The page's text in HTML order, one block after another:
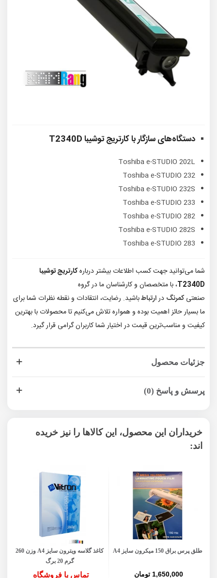
دستگاه‌های سازگار باکارتریج توشیبا T2340D
Toshiba e-STUDIO 202L
Toshiba e-STUDIO 232
Toshiba e-STUDIO 232S
Toshiba e-STUDIO 233
Toshiba e-STUDIO 282
Toshiba e-STUDIO 282S
Toshiba e-STUDIO 283
شما می‌توانید جهت کسب اطلاعات بیشتر دربارهکارتریج توشیبا
T2340D، با متخصصان و کارشناسان ما در گروه
صنعتیکمرنگ درارتباطباشید. رضایت، انتقادات و نقطه نظرات شما برای
ما بسیار حائز اهمیت بوده و همواره تلاش می‌کنیم تا محصولات با بهترین
کیفیت و مناسب‌ترین قیمت در اختیار شما کاربران گرامی قرار گیرد.
جزئیات محصول
پرسش و پاسخ (0)
خریداران این محصول، این کالاها را نیز خریده
اند:
طلق پرس براق 150 میکرون سایز A4
1,650,000 تومان
کاغذ گلاسه ویترون سایز A4 وزن 260
گرم 20 برگ
تماس با فروشگاه